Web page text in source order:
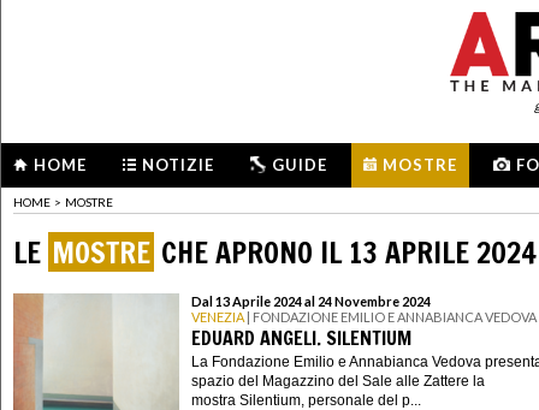
HOME NOTIZIE GUIDE MOSTRE
HOME > MOSTRE
LE MOSTRE CHE APRONO IL 13 APRILE 2024
Dal 13 Aprile 2024 al 24 Novembre 2024
VENEZIA | FONDAZIONE EMILIO E ANNABIANCA VEDOVA
EDUARD ANGELI. SILENTIUM
La Fondazione Emilio e Annabianca Vedova
spazio del Magazzino del Sale alle Zattere la
mostra Silentium, personale del p...